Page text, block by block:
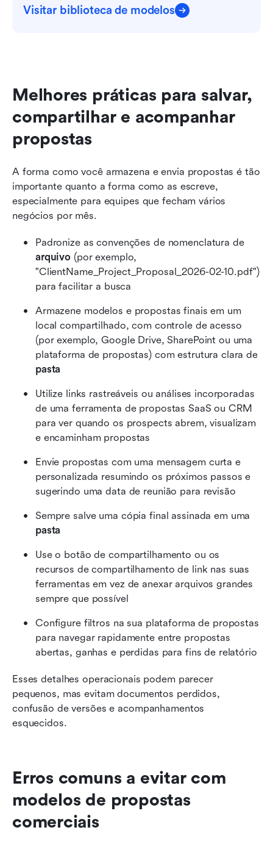
Visitar biblioteca de modelos
Melhores práticas para salvar,
compartilhar e acompanhar
propostas
A forma como você armazena e envia propostas é tão
importante quanto a forma como as escreve,
especialmente para equipes que fecham vários
negócios por mês.
Padronize as convenções de nomenclatura de
arquivo (por exemplo,
"ClientName_Project_Proposal_2026-02-10.pdf")
para facilitar a busca
Armazene modelos e propostas finais em um
local compartilhado, com controle de acesso
(por exemplo, Google Drive, SharePoint ou uma
plataforma de propostas) com estrutura clara de
pasta
Utilize links rastreáveis ou análises incorporadas
de uma ferramenta de propostas SaaS ou CRM
para ver quando os prospects abrem, visualizam
e encaminham propostas
Envie propostas com uma mensagem curta e
personalizada resumindo os próximos passos e
sugerindo uma data de reunião para revisão
pasta
Use o botão de compartilhamento ou os
recursos de compartilhamento de link nas suas
ferramentas em vez de anexar arquivos grandes
sempre que possível
Configure filtros na sua plataforma de propostas
para navegar rapidamente entre propostas
abertas, ganhas e perdidas para fins de relatório
Esses detalhes operacionais podem parecer
pequenos, mas evitam documentos perdidos,
confusão de versões e acompanhamentos
esquecidos.
Erros comuns a evitar com
modelos de propostas
comerciais